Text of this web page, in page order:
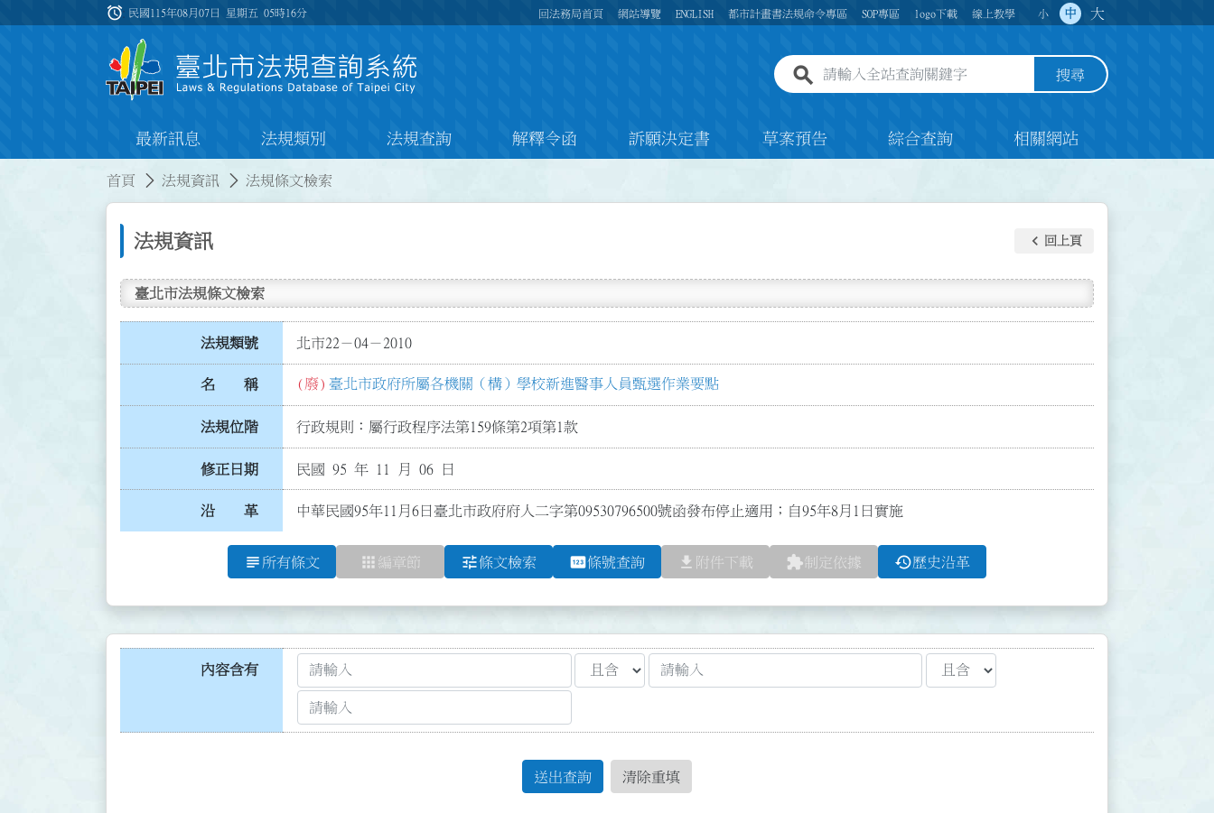
:::
alarm 民國115年08月07日 星期五05時16分 回法務局首頁 網站導覽 ENGLISH 都市計畫書法規命令專區 SOP專區 logo下載 線上教學 小 中 大
全站查詢關鍵字欄位 搜尋
最新訊息 法規類別 法規查詢 解釋令函 訴願決定書 草案預告 綜合查詢 相關網站
首頁 法規資訊 法規條文檢索
法規資訊 keyboard_arrow_left 回上頁
臺北市法規條文檢索
法規類號 北市22－04－2010
名 稱 (廢) 臺北市政府所屬各機關（構）學校新進醫事人員甄選作業要點
法規位階 行政規則：屬行政程序法第159條第2項第1款
修正日期 民國 95 年 11 月 06 日
沿 革 中華民國95年11月6日臺北市政府府人二字第09530796500號函發布停止適用；自95年8月1日實施
subject 所有條文 apps 編章節 tune條文檢索 pin條號查詢 file_download 附件下載 extension制定依據 history歷史沿革
內容含有
送出查詢 清除重填